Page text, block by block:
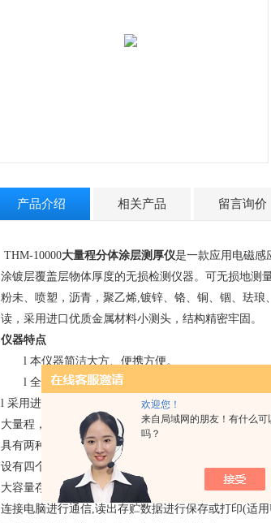
欢迎您！
来自局域网的朋友！有什么可
吗？
产品介绍 相关产品 留言询价
THM-10000大量程分体涂层测厚仪是一款应用电磁感
涂镀层覆盖层物体厚度的无损检测仪器。可无损地测
粉未、 喷塑，沥青，聚乙烯,镀锌、铬、铜、锢、珐琅
读，采用进口优质金属材料小测头，结构精密牢固。
仪器特点
l 本仪器简洁大方、便携方便。
l 全智能触摸按键，防滑型，设计*、新颖，人性
l 采用进口金属小测头，性能稳定，耐磨耐压，长寿命
大量程 ，操作简单，测试速度快，灵敏度好，测量精
具有两种测试方式：连续（CONT INUE）和单次（
设有四个统计功能：（MAX）、（MIN）、平均值（
大容量存储可存贮2000个测量数据，分10组数据保存
连接电脑进行通信,读出存贮数据进行保存或打印(适